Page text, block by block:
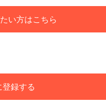
い方はこちら
登録する